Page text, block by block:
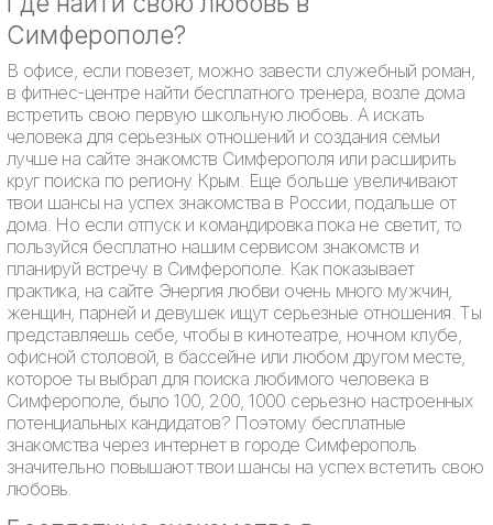
Симферополе?
В офисе, если повезет, можно завести служебный роман,
в фитнес-центре найти бесплатного тренера, возле дома
встретить свою первую школьную любовь. А искать
человека для серьезных отношений и создания семьи
лучше на сайте знакомств Симферополя или расширить
круг поиска по региону Крым. Еще больше увеличивают
твои шансы на успех знакомства в России, подальше от
дома. Но если отпуск и командировка пока не светит, то
пользуйся бесплатно нашим сервисом знакомств и
планируй встречу в Симферополе. Как показывает
практика, на сайте Энергия любви очень много мужчин,
женщин, парней и девушек ищут серьезные отношения. Ты
представляешь себе, чтобы в кинотеатре, ночном клубе,
офисной столовой, в бассейне или любом другом месте,
которое ты выбрал для поиска любимого человека в
Симферополе, было 100, 200, 1000 серьезно настроенных
потенциальных кандидатов? Поэтому бесплатные
знакомства через интернет в городе Симферополь
значительно повышают твои шансы на успех встетить свою
любовь.